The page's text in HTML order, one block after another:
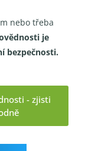
nebo třeba
je
bezpečnosti.
- zjisti